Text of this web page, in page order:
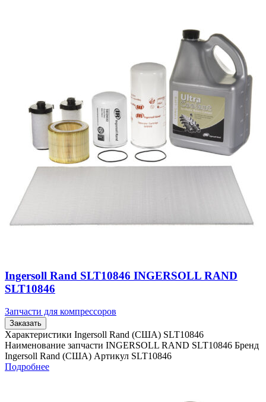
Ingersoll Rand SLT10846 INGERSOLL RAND
SLT10846
Запчасти для компрессоров
Заказать
Характеристики Ingersoll Rand (США) SLT10846
Наименование запчасти INGERSOLL RAND SLT10846 Бренд
Ingersoll Rand (США) Артикул SLT10846
Подробнее